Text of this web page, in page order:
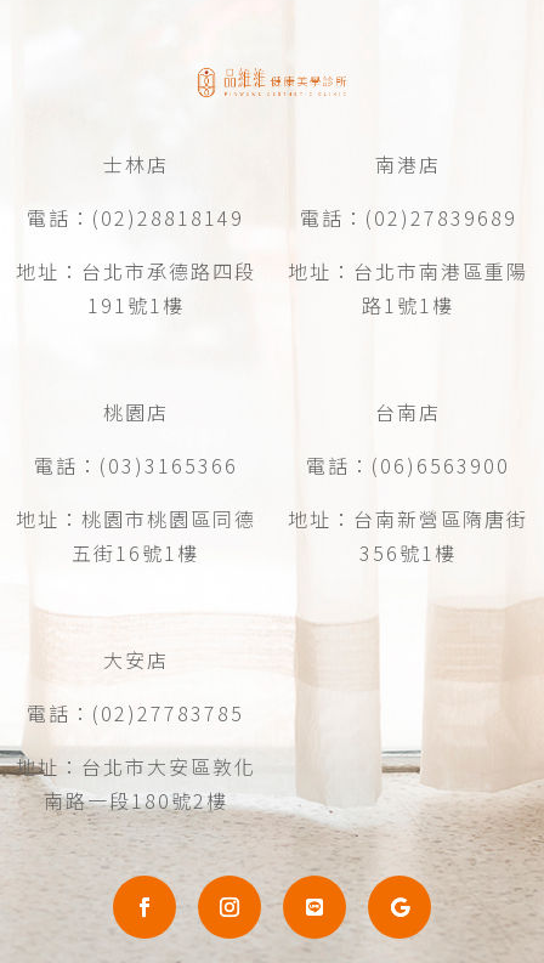
士林店
電話：(02)28818149
地址：台北市承德路四段
191號1樓
南港店
電話：(02)27839689
地址：台北市南港區重陽
路1號1樓
桃園店
電話：(03)3165366
地址：桃園市桃園區同德
五街16號1樓
台南店
電話：(06)6563900
地址：台南新營區隋唐街
356號1樓
大安店
電話：(02)27783785
地址：台北市大安區敦化
南路一段180號2樓